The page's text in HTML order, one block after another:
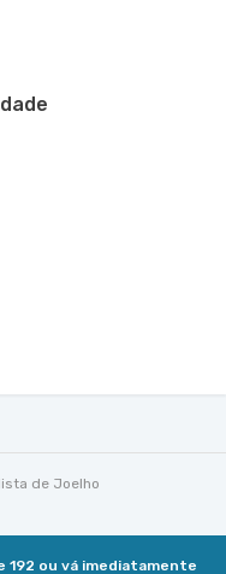
de Joelho
192 ou vá imediatamente